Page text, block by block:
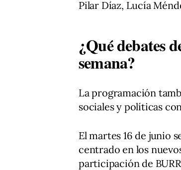
Pilar Díaz, Lucía
¿Qué debates
semana?
La programación
sociales y políticas
El martes 16 de junio
centrado en los
participación de